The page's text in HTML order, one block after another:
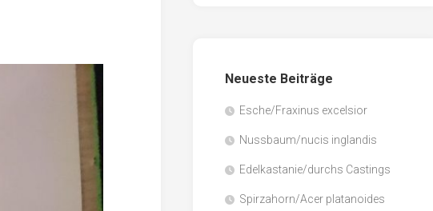
Sägenebenprodukte
Neueste Beiträge
Esche/Fraxinus excelsior
Nussbaum/nucis inglandis
Edelkastanie/durchs Castings
Spirzahorn/Acer platanoides